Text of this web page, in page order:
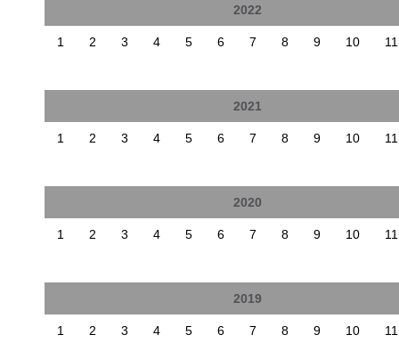
2022
1 2 3 4 5 6 7 8 9 10 11
2021
1 2 3 4 5 6 7 8 9 10 11
2020
1 2 3 4 5 6 7 8 9 10 11
2019
1 2 3 4 5 6 7 8 9 10 11